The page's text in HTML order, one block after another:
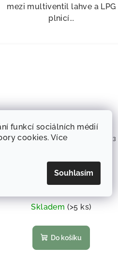
funkcí sociálních médií
cookies. Více
Souhlasím
mezi multiventil lahve a LPG
plnicí...
Skladem (>5 ks)
Do košíku
75063